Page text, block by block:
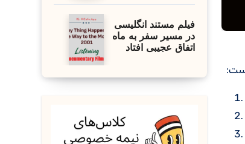
فیلم مستند انگلیسی
در مسیر سفر به ماه
اتفاق عجیبی افتاد